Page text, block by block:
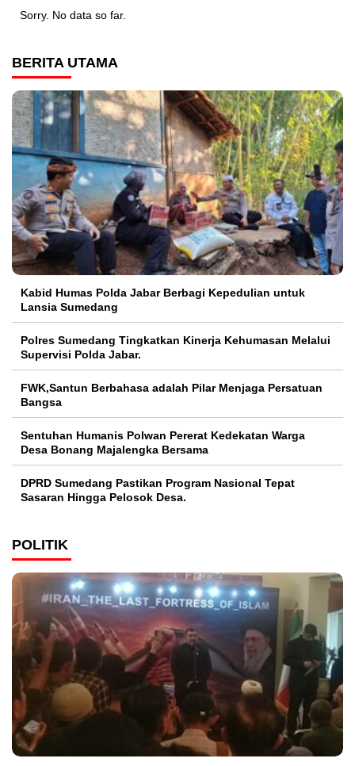
Sorry. No data so far.
BERITA UTAMA
Kabid Humas Polda Jabar Berbagi Kepedulian untuk
Lansia Sumedang
Polres Sumedang Tingkatkan Kinerja Kehumasan Melalui
Supervisi Polda Jabar.
FWK,Santun Berbahasa adalah Pilar Menjaga Persatuan
Bangsa
Sentuhan Humanis Polwan Pererat Kedekatan Warga
Desa Bonang Majalengka Bersama
DPRD Sumedang Pastikan Program Nasional Tepat
Sasaran Hingga Pelosok Desa.
POLITIK